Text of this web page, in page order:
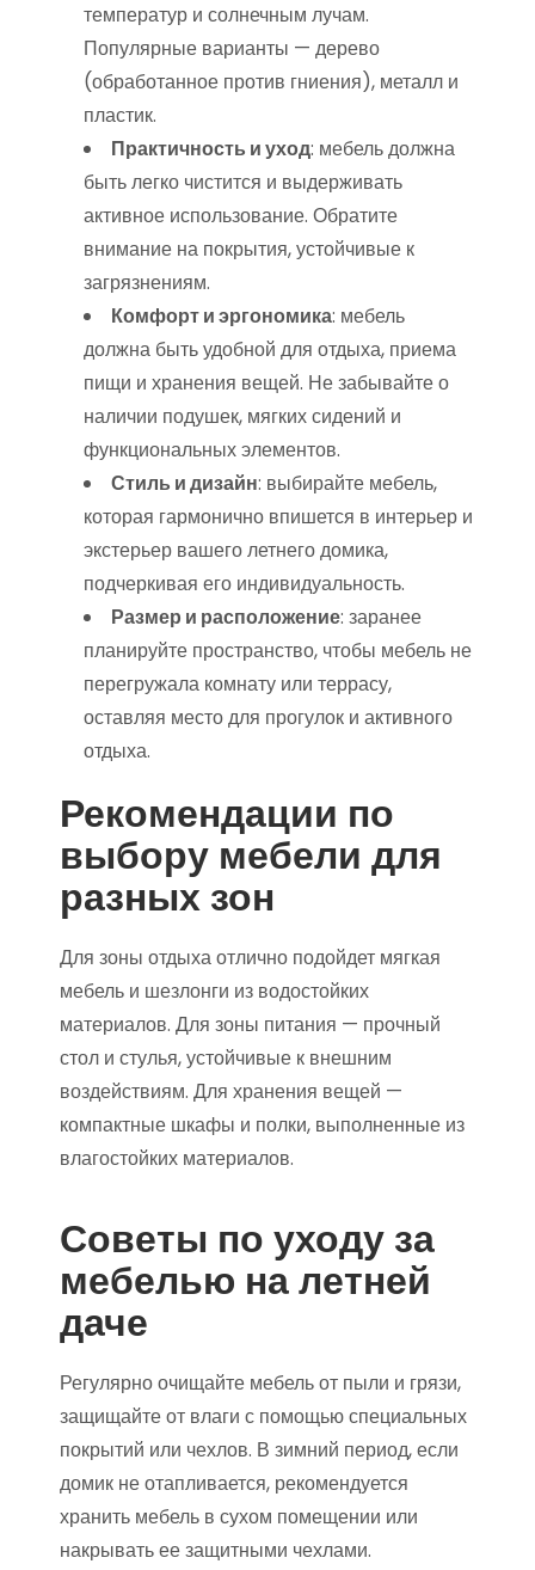
температур и солнечным лучам.
Популярные варианты — дерево
(обработанное против гниения), металл и
пластик.
Практичность и уход: мебель должна
быть легко чистится и выдерживать
активное использование. Обратите
внимание на покрытия, устойчивые к
загрязнениям.
Комфорт и эргономика: мебель
должна быть удобной для отдыха, приема
пищи и хранения вещей. Не забывайте о
наличии подушек, мягких сидений и
функциональных элементов.
Стиль и дизайн: выбирайте мебель,
которая гармонично впишется в интерьер и
экстерьер вашего летнего домика,
подчеркивая его индивидуальность.
Размер и расположение: заранее
планируйте пространство, чтобы мебель не
перегружала комнату или террасу,
оставляя место для прогулок и активного
отдыха.
Рекомендации по
выбору мебели для
разных зон
Для зоны отдыха отлично подойдет мягкая
мебель и шезлонги из водостойких
материалов. Для зоны питания — прочный
стол и стулья, устойчивые к внешним
воздействиям. Для хранения вещей —
компактные шкафы и полки, выполненные из
влагостойких материалов.
Советы по уходу за
мебелью на летней
даче
Регулярно очищайте мебель от пыли и грязи,
защищайте от влаги с помощью специальных
покрытий или чехлов. В зимний период, если
домик не отапливается, рекомендуется
хранить мебель в сухом помещении или
накрывать ее защитными чехлами.